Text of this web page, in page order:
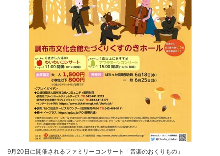
9月20日に開催されるファミリーコンサート「音楽のおくりもの」